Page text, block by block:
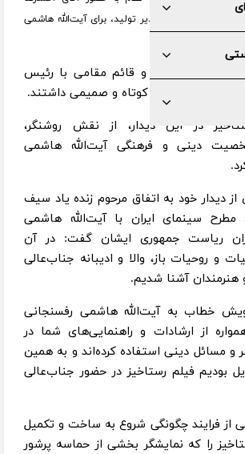
علی قائم مقامی، مدیر تولید، برای آیت‌الله هاشمی
آقایان درویش و قائم مقامی با رئیس
نظام دیداری کوتاه و صمیمی داشتند.
در این دیدار، از نقش روشنگر،
دینی و فرهنگی آیت‌الله هاشمی
از دیدار خود به اتفاق مرحوم زنده یاد سیف
مطرح سینمای ایران با آیت‌الله هاشمی
ریاست جمهوری ایشان گفت: در آن
و روحیات باز، والا و ادیبانه جناب‌عالی
هنرمندان آشنا شدیم.
خطاب به آیت‌الله هاشمی رفسنجانی
از ارشادات و راهنمایی‌های شما در
و مسائل دینی استفاده کرده‌اند و به همین
بودیم فیلم رستاخیز در حضور جناب‌عالی
از فرایند چگونگی شروع به ساخت و تکمیل
را که نمایشگر بخشی از حماسه پرشور